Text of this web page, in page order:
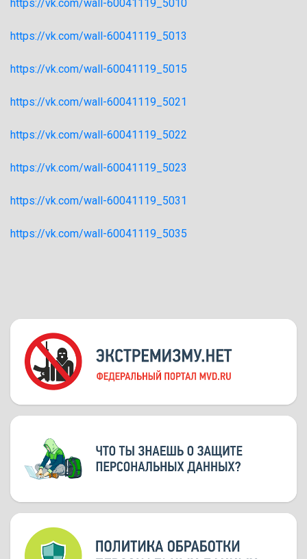
https://vk.com/wall-60041119_5010
https://vk.com/wall-60041119_5013
https://vk.com/wall-60041119_5015
https://vk.com/wall-60041119_5021
https://vk.com/wall-60041119_5022
https://vk.com/wall-60041119_5023
https://vk.com/wall-60041119_5031
https://vk.com/wall-60041119_5035